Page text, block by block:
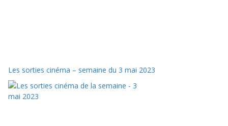
Les sorties cinéma – semaine du 3 mai 2023